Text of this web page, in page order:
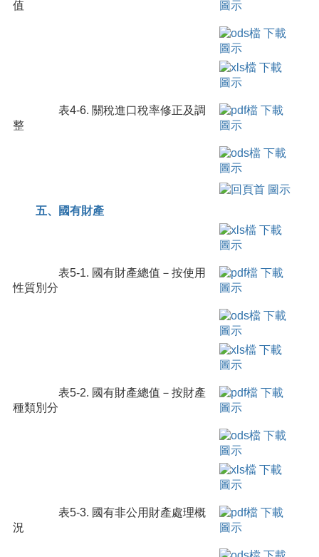
值
表4-6. 關稅進口稅率修正及調
整
五、國有財產
表5-1. 國有財產總值－按使用
性質別分
表5-2. 國有財產總值－按財產
種類別分
表5-3. 國有非公用財產處理概
況